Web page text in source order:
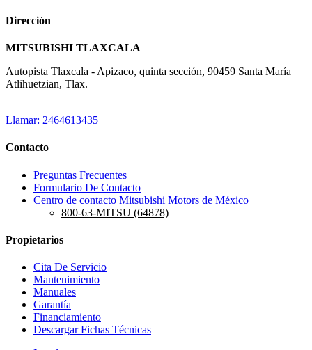
Dirección
MITSUBISHI TLAXCALA
Autopista Tlaxcala - Apizaco, quinta sección, 90459 Santa María
Atlihuetzian, Tlax.
Llamar: 2464613435
Contacto
Preguntas Frecuentes
Formulario De Contacto
Centro de contacto Mitsubishi Motors de México
800-63-MITSU (64878)
Propietarios
Cita De Servicio
Mantenimiento
Manuales
Garantía
Financiamiento
Descargar Fichas Técnicas